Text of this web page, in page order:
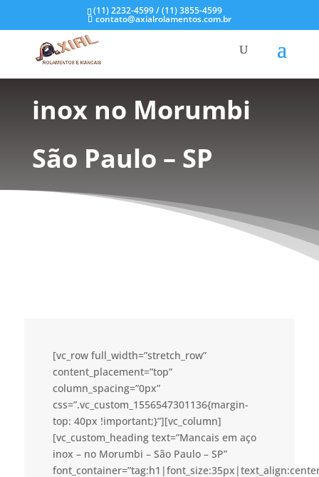
(11) 2232-4599 / (11) 3855-4599
contato@axialrolamentos.com.br
Mancais em aço
inox no Morumbi
São Paulo – SP
[vc_row full_width=”stretch_row”
content_placement=”top”
column_spacing=”0px”
css=”.vc_custom_1556547301136{margin-
top: 40px !important;}”][vc_column]
[vc_custom_heading text=”Mancais em aço
inox – no Morumbi – São Paulo – SP”